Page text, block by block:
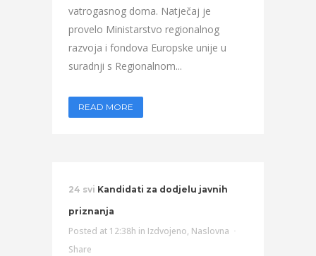
vatrogasnog doma. Natječaj je
provelo Ministarstvo regionalnog
razvoja i fondova Europske unije u
suradnji s Regionalnom...
READ MORE
24 svi Kandidati za dodjelu javnih
priznanja
Posted at 12:38h in Izdvojeno, Naslovna
Share